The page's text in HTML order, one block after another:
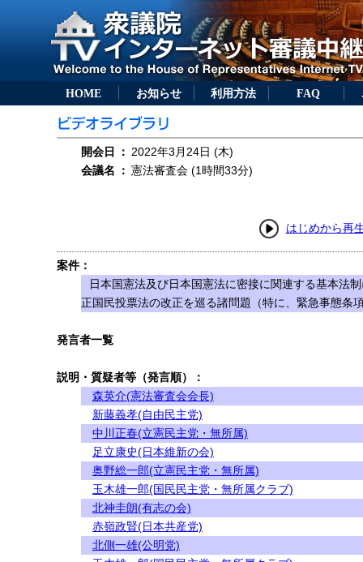
HOME お知らせ 利用方法 FAQ
開会日 ： 2022年3月24日 (木)
会議名
： 憲法審査会 (1時間33分)
はじめから再
案件：
日本国憲法及び日本国憲法に密接に関連する基本法
正国民投票法の改正を巡る諸問題（特に、緊急事態条
発言者一覧
説明・質疑者等（発言順）：
森英介(憲法審査会会長)
新藤義孝(自由民主党)
中川正春(立憲民主党・無所属)
足立康史(日本維新の会)
奥野総一郎(立憲民主党・無所属)
玉木雄一郎(国民民主党・無所属クラブ)
北神圭朗(有志の会)
赤嶺政賢(日本共産党)
北側一雄(公明党)